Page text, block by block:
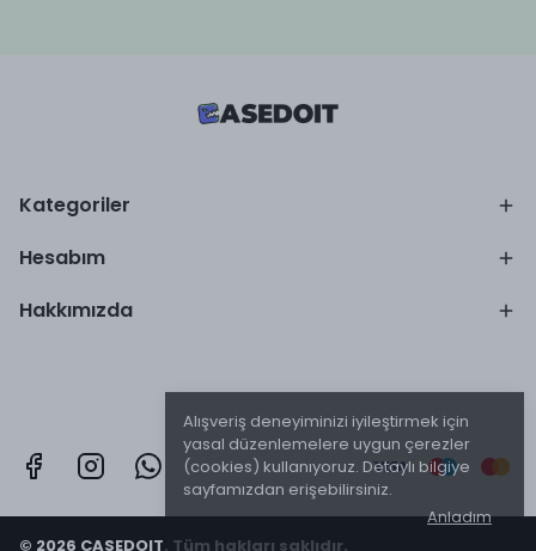
Alışveriş deneyiminizi iyileştirmek için
yasal düzenlemelere uygun çerezler
(cookies) kullanıyoruz. Detaylı bilgiye
sayfamızdan erişebilirsiniz.
Anladım
Kategoriler
Hesabım
Hakkımızda
© 2026 CASEDOIT. Tüm hakları saklıdır.